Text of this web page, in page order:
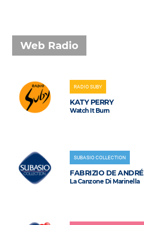
Web Radio
RADIO SUBY
KATY PERRY
Watch It Burn
SUBASIO COLLECTION
FABRIZIO DE ANDRÉ
La Canzone Di Marinella